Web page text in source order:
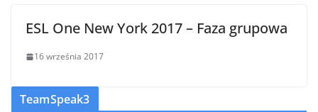
ESL One New York 2017 – Faza grupowa
16 września 2017
TeamSpeak3